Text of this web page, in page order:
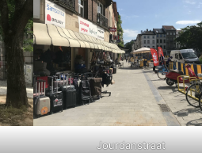
Jourdanstraat